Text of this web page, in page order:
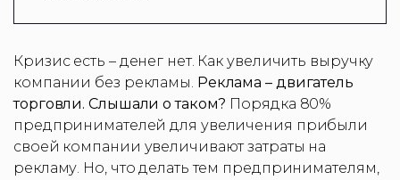
Кризис есть – денег нет. Как увеличить выручку
компании без рекламы. Реклама – двигатель
торговли. Слышали о таком? Порядка 80%
предпринимателей для увеличения прибыли
своей компании увеличивают затраты на
рекламу. Но, что делать тем предпринимателям,